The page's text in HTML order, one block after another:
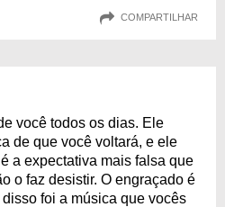
COMPARTILHAR
você todos os dias. Ele
de que você voltará, e ele
a expectativa mais falsa que
o faz desistir. O engraçado é
foi a música que vocês